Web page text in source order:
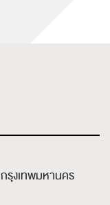
กรุงเทพมหานคร